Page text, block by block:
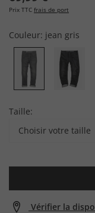
Prix TTC frais de port
Couleur: jean gris
Taille:
Choisir votre taille
Vérifier la